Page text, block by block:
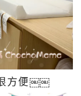
方便￼￼